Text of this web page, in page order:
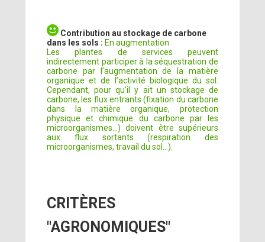
Contribution au stockage de carbone
dans les sols : En augmentation
Les plantes de services peuvent
indirectement participer à la séquestration de
carbone par l’augmentation de la matière
organique et de l’activité biologique du sol.
Cependant, pour qu’il y ait un stockage de
carbone, les flux entrants (fixation du carbone
dans la matière organique, protection
physique et chimique du carbone par les
microorganismes…) doivent être supérieurs
aux flux sortants (respiration des
microorganismes, travail du sol…).
CRITÈRES
"AGRONOMIQUES"